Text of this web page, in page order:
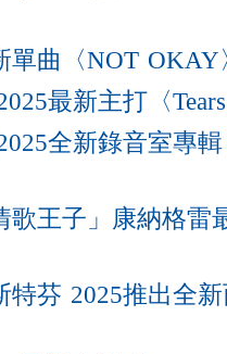
單曲〈NOT OKAY
最新主打〈
全新錄音室專
歌王子」康納格雷
芬 2025推出全新